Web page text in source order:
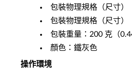
包裝物理規格（尺寸）
包裝物理規格（尺寸）
包裝重量：200 克（
顏色：鐵灰色
操作環境